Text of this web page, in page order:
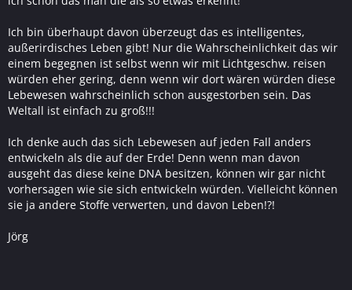
Ich bin überhaupt davon überzeugt das es intelligentes,
außerirdisches Leben gibt! Nur die Wahrscheinlichkeit das wir
einem begegnen ist selbst wenn wir mit Lichtgeschw. reisen
würden eher gering, denn wenn wir dort wären würden diese
Lebewesen wahrscheinlich schon ausgestorben sein. Das
Weltall ist einfach zu groß!!!
Ich denke auch das sich Lebewesen auf jeden Fall anders
entwickeln als die auf der Erde! Denn wenn man davon
ausgeht das diese keine DNA besitzen, können wir gar nicht
vorhersagen wie sie sich entwickeln würden. Vielleicht können
sie ja andere Stoffe verwerten, und davon Leben!?!
Jörg